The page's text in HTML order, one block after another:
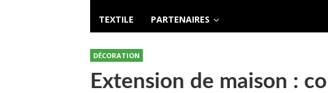
TEXTILE PARTENAIRES
DÉCORATION
Extension de maison :